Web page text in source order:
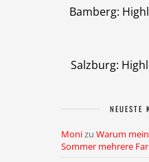
Bamberg:
Salzburg:
NEUESTE
Monizu Warum
Sommer mehrere